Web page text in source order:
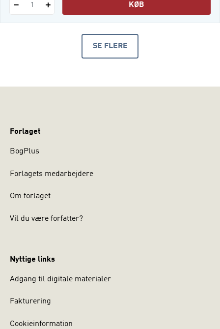
1 KØB
SE FLERE
Forlaget
BogPlus
Forlagets medarbejdere
Om forlaget
Vil du være forfatter?
Nyttige links
Adgang til digitale materialer
Fakturering
Cookieinformation